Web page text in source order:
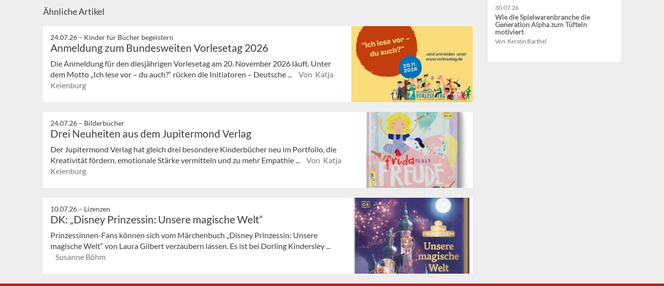
Ähnliche Artikel
24.07.26 – Kinder für Bücher begeistern
Anmeldung zum Bundesweiten Vorlesetag 2026
Die Anmeldung für den diesjährigen Vorlesetag am 20. November 2026 läuft. Unter
dem Motto „Ich lese vor – du auch?“ rücken die Initiatoren – Deutsche ...
Von Katja
Keienburg
24.07.26 – Bilderbücher
Drei Neuheiten aus dem Jupitermond Verlag
Der Jupitermond Verlag hat gleich drei besondere Kinderbücher neu im Portfolio, die
Kreativität fördern, emotionale Stärke vermitteln und zu mehr Empathie ...
Von Katja
Keienburg
10.07.26 – Lizenzen
DK: „Disney Prinzessin: Unsere magische Welt“
Prinzessinnen-Fans können sich vom Märchenbuch „Disney Prinzessin: Unsere
magische Welt“ von Laura Gilbert verzaubern lassen. Es ist bei Dorling Kindersley ...
Susanne Böhm
30.07.26
Wie die Spielwarenbranche die
Generation Alpha zum Tüfteln
motiviert
Von Kerstin Barthel